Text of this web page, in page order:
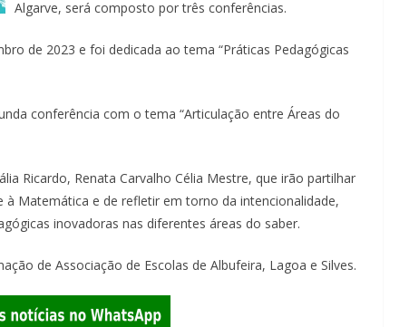
Algarve, será composto por três conferências.
de 2023 e foi dedicada ao tema “Práticas Pedagógicas
conferência com o tema “Articulação entre Áreas do
Ricardo, Renata Carvalho Célia Mestre, que irão partilhar
Matemática e de refletir em torno da intencionalidade,
inovadoras nas diferentes áreas do saber.
de Associação de Escolas de Albufeira, Lagoa e Silves.